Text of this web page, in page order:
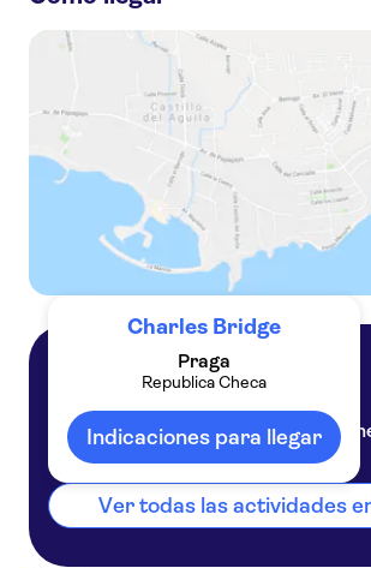
Excursión de un día a Praga desde Berlín
Visita de Praga en autobús y paseo guiado por el
Visita de Praga en autobús, paseo, almuerzo y
Charles Bridge
Praga
Republica Checa
Indicaciones para llegar
Republica
Ver todas las actividades